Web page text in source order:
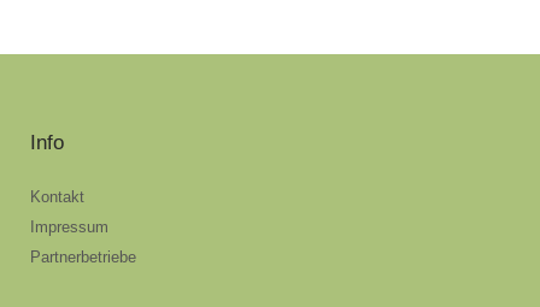
Info
Kontakt
Impressum
Partnerbetriebe